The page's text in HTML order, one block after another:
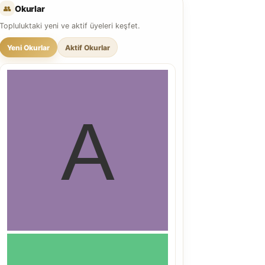
👥 Okurlar
Topluluktaki yeni ve aktif üyeleri keşfet.
Yeni Okurlar Aktif Okurlar